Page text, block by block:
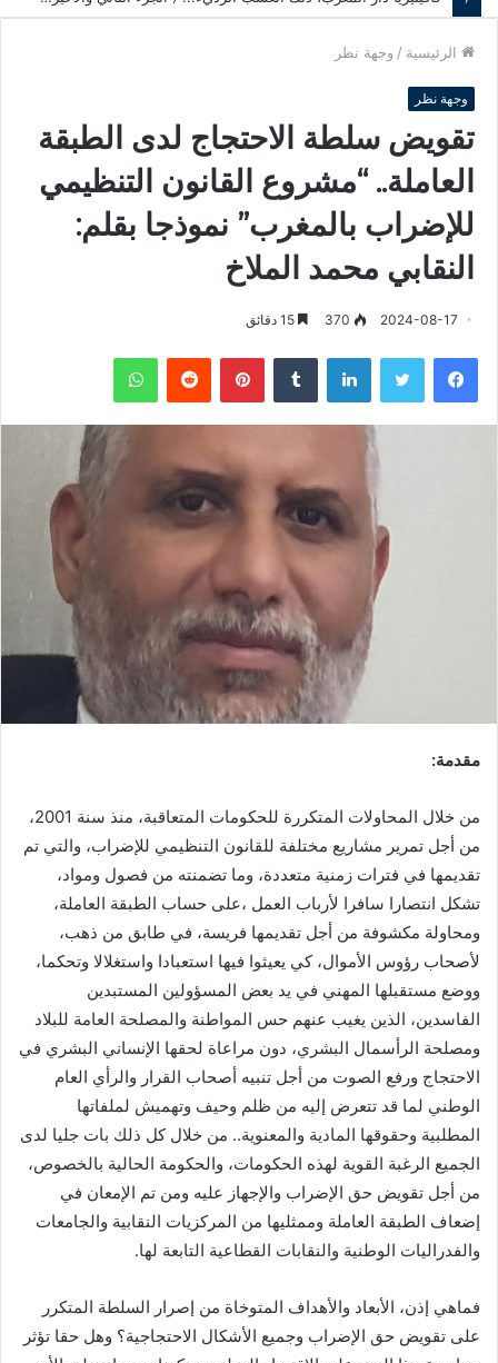
الرئيسية / وجهة نظر
وجهة نظر
تقويض سلطة الاحتجاج لدى الطبقة
العاملة.. “مشروع القانون التنظيمي
للإضراب بالمغرب” نموذجا بقلم:
النقابي محمد الملاخ
2024-08-17
370
فيسبوك لينكدإن بينتيريست
مقدمة:
من خلال المحاولات المتكررة للحكومات المتعاقبة، منذ سنة 2001،
من أجل تمرير مشاريع مختلفة للقانون التنظيمي للإضراب، والتي تم
تقديمها في فترات زمنية متعددة، وما تضمنته من فصول ومواد،
تشكل انتصارا سافرا لأرباب العمل ،على حساب الطبقة العاملة،
ومحاولة مكشوفة من أجل تقديمها فريسة، في طابق من ذهب،
لأصحاب رؤوس الأموال، كي يعيثوا فيها استعبادا واستغلالا وتحكما،
ووضع مستقبلها المهني في يد بعض المسؤولين المستبدين
الفاسدين، الذين يغيب عنهم حس المواطنة والمصلحة العامة للبلاد
ومصلحة الرأسمال البشري، دون مراعاة لحقها الإنساني البشري في
الاحتجاج ورفع الصوت من أجل تنبيه أصحاب القرار والرأي العام
الوطني لما قد تتعرض إليه من ظلم وحيف وتهميش لملفاتها
المطلبية وحقوقها المادية والمعنوية.. من خلال كل ذلك بات جليا لدى
الجميع الرغبة القوية لهذه الحكومات، والحكومة الحالية بالخصوص،
من أجل تقويض حق الإضراب والإجهاز عليه ومن تم الإمعان في
إضعاف الطبقة العاملة وممثليها من المركزيات النقابية والجامعات
والفدراليات الوطنية والنقابات القطاعية التابعة لها.
فماهي إذن، الأبعاد والأهداف المتوخاة من إصرار السلطة المتكرر
على تقويض حق الإضراب وجميع الأشكال الاحتجاجية؟ وهل حقا تؤثر